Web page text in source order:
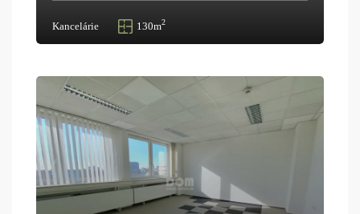
Kancelárie 130m2